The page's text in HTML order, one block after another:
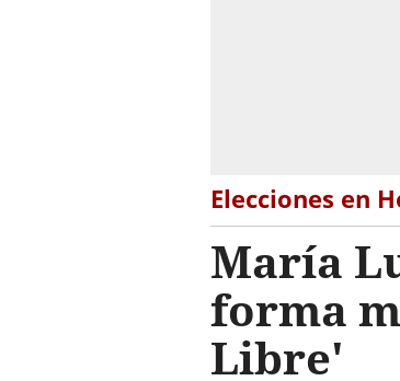
Elecciones en
María
forma
Libre'